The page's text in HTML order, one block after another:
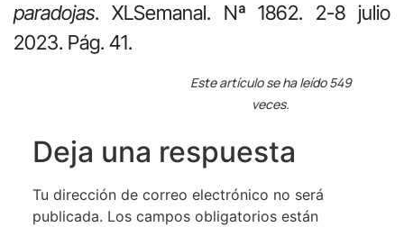
paradojas. XLSemanal. Nª 1862. 2-8 julio
2023. Pág. 41.
Este artículo se ha leído 549
veces.
Deja una respuesta
Tu dirección de correo electrónico no será
publicada. Los campos obligatorios están